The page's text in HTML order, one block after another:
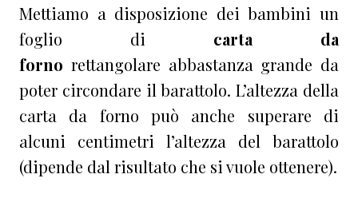
Mettiamo a disposizione dei bambini un
foglio di carta da
forno rettangolare abbastanza grande da
poter circondare il barattolo. L’altezza della
carta da forno può anche superare di
alcuni centimetri l’altezza del barattolo
(dipende dal risultato che si vuole ottenere).